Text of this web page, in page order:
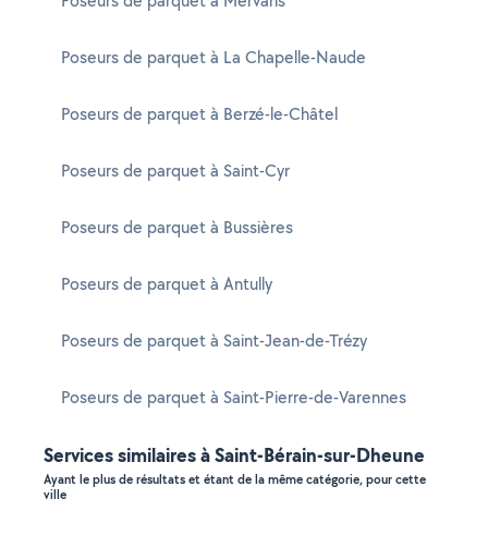
Poseurs de parquet à La Chapelle-Naude
Poseurs de parquet à Berzé-le-Châtel
Poseurs de parquet à Saint-Cyr
Poseurs de parquet à Bussières
Poseurs de parquet à Antully
Poseurs de parquet à Saint-Jean-de-Trézy
Poseurs de parquet à Saint-Pierre-de-Varennes
Services similaires à Saint-Bérain-sur-Dheune
Ayant le plus de résultats et étant de la même catégorie, pour cette
ville